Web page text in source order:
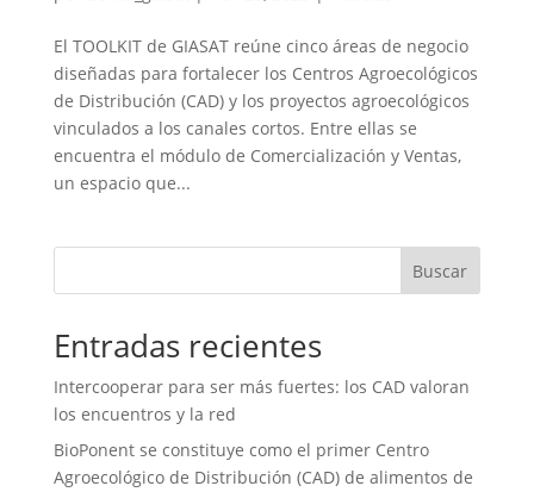
El TOOLKIT de GIASAT reúne cinco áreas de negocio
diseñadas para fortalecer los Centros Agroecológicos
de Distribución (CAD) y los proyectos agroecológicos
vinculados a los canales cortos. Entre ellas se
encuentra el módulo de Comercialización y Ventas,
un espacio que...
Buscar
Entradas recientes
Intercooperar para ser más fuertes: los CAD valoran
los encuentros y la red
BioPonent se constituye como el primer Centro
Agroecológico de Distribución (CAD) de alimentos de